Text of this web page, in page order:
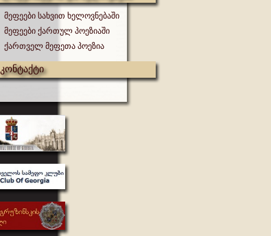
მეფეები სახვით ხელოვნებაში
მეფეები ქართულ პოეზიაში
ქართველ მეფეთა პოეზია
კონტაქტი